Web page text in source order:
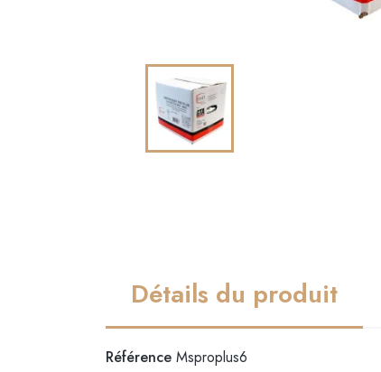
Détails du produit
Référence Msproplus6